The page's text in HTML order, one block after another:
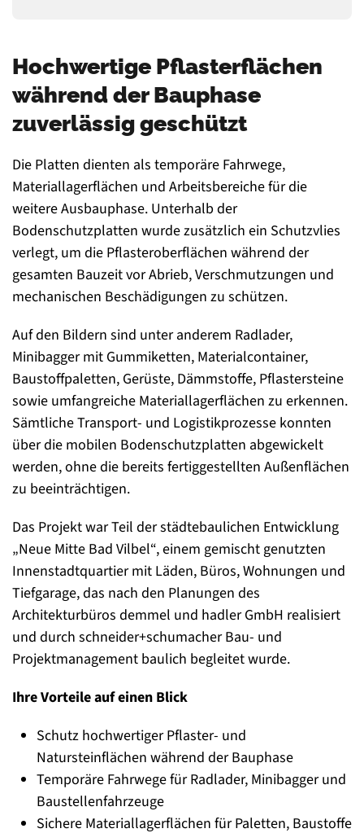
Hochwertige Pflasterflächen
während der Bauphase
zuverlässig geschützt
Die Platten dienten als temporäre Fahrwege,
Materiallagerflächen und Arbeitsbereiche für die
weitere Ausbauphase. Unterhalb der
Bodenschutzplatten wurde zusätzlich ein Schutzvlies
verlegt, um die Pflasteroberflächen während der
gesamten Bauzeit vor Abrieb, Verschmutzungen und
mechanischen Beschädigungen zu schützen.
Auf den Bildern sind unter anderem Radlader,
Minibagger mit Gummiketten, Materialcontainer,
Baustoffpaletten, Gerüste, Dämmstoffe, Pflastersteine
sowie umfangreiche Materiallagerflächen zu erkennen.
Sämtliche Transport- und Logistikprozesse konnten
über die mobilen Bodenschutzplatten abgewickelt
werden, ohne die bereits fertiggestellten Außenflächen
zu beeinträchtigen.
Das Projekt war Teil der städtebaulichen Entwicklung
„Neue Mitte Bad Vilbel“, einem gemischt genutzten
Innenstadtquartier mit Läden, Büros, Wohnungen und
Tiefgarage, das nach den Planungen des
Architekturbüros demmel und hadler GmbH realisiert
und durch schneider+schumacher Bau- und
Projektmanagement baulich begleitet wurde.
Ihre Vorteile auf einen Blick
Schutz hochwertiger Pflaster- und
Natursteinflächen während der Bauphase
Temporäre Fahrwege für Radlader, Minibagger und
Baustellenfahrzeuge
Sichere Materiallagerflächen für Paletten, Baustoffe